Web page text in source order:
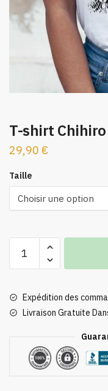
T-shirt
29,90 €
Taille
Chihiro
Kodama
Expédition des
Livraison Gratuite